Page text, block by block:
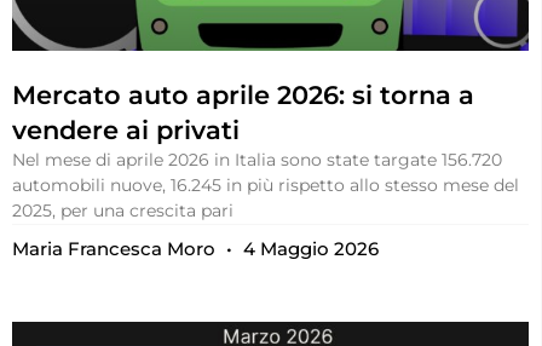
Mercato auto aprile 2026: si torna a
vendere ai privati
Nel mese di aprile 2026 in Italia sono state targate 156.720
automobili nuove, 16.245 in più rispetto allo stesso mese del
2025, per una crescita pari
Maria Francesca Moro 4 Maggio 2026